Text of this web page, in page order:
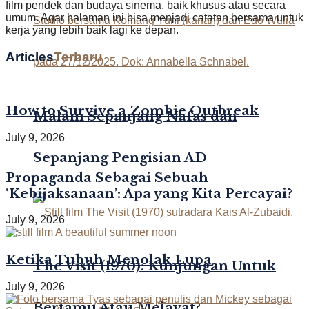
Malam Sepanjang Nafas dan
Sepanjang Pengisian AD
The Visit (1970): Kunjungan Untuk
film pendek dan budaya sinema, baik khusus atau secara
umum. Agar halaman ini bisa menjadi catatan bersama untuk
kerja yang lebih baik lagi ke depan.
ArticlesTerbaru
How to Survive a Zombie Outbreak
July 9, 2026
Propaganda Sebagai Sebuah
‘Kebijaksanaan’: Apa yang Kita Percayai?
July 9, 2026
Ketika Tubuh Menolak Lupa
July 9, 2026